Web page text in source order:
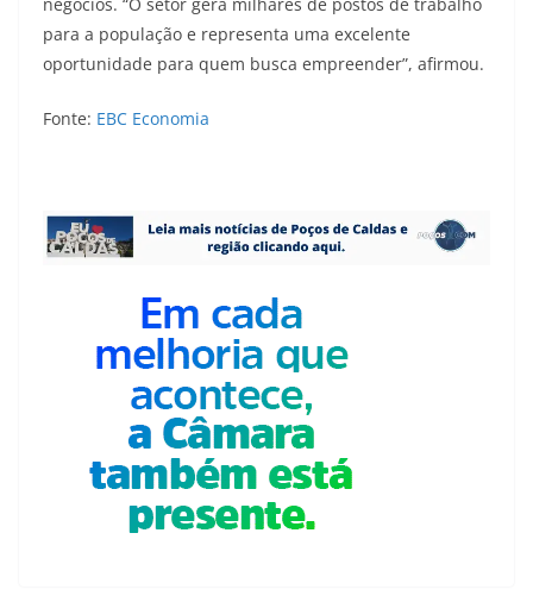
para a população e representa uma excelente
oportunidade para quem busca empreender”, afirmou.
Fonte: EBC Economia